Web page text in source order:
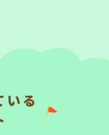
楽しむ
26日(土)
いる